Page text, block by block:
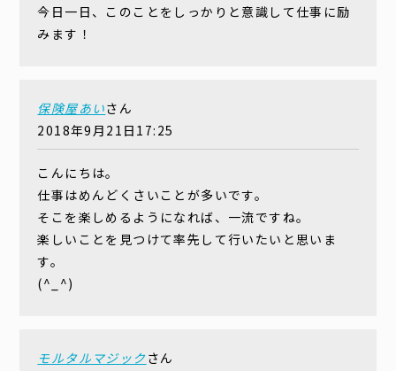
今日一日、このことをしっかりと意識して仕事に励
みます！
保険屋あいさん
2018年9月21日17:25
こんにちは。
仕事はめんどくさいことが多いです。
そこを楽しめるようになれば、一流ですね。
楽しいことを見つけて率先して行いたいと思いま
す。
(^_^)
モルタルマジックさん